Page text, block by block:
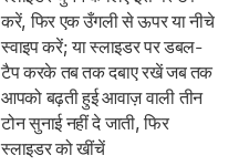
करें, फिर एक उँगली से ऊपर या नीचे
स्वाइप करें; या स्लाइडर पर डबल-
टैप करके तब तक दबाए रखें जब तक
आपको बढ़ती हुई आवाज़ वाली तीन
टोन सुनाई नहीं दे जाती, फिर
स्लाइडर को खींचें